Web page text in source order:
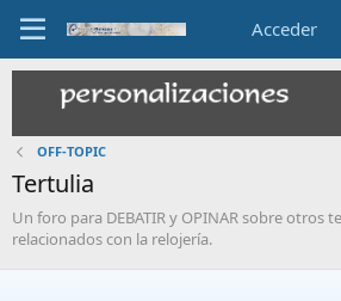
Acceder
OFF-TOPIC
Tertulia
Un foro para DEBATIR y OPINAR sobre otros
relacionados con la relojería.